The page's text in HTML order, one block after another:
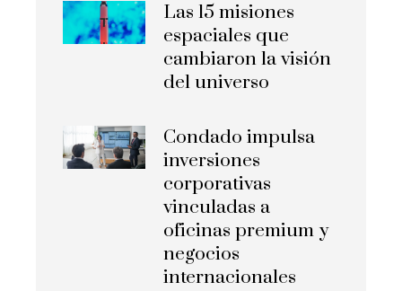
Las 15 misiones
espaciales que
cambiaron la visión
del universo
Condado impulsa
inversiones
corporativas
vinculadas a
oficinas premium y
negocios
internacionales